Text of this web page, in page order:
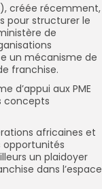
créée récemment,
pour structurer le
de
un mécanisme de
franchise.
d’appui aux PME
concepts
africaines et
opportunités
un plaidoyer
dans l’espace